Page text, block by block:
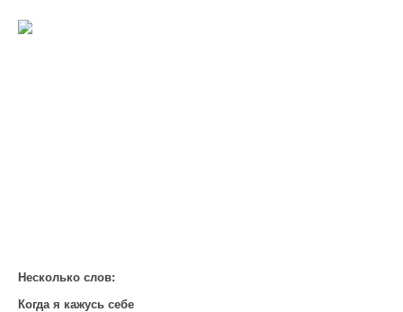
Несколько слов:
Когда я кажусь себе